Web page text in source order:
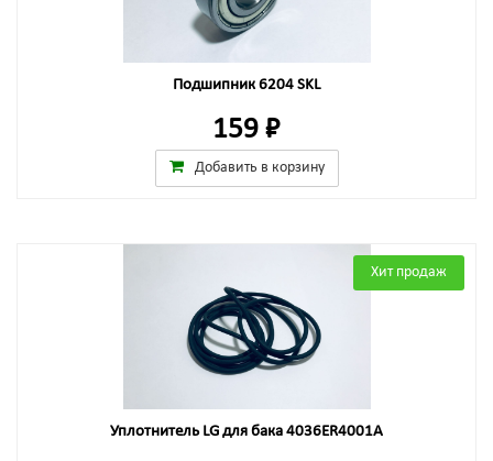
Подшипник 6204 SKL
159 ₽
Добавить в корзину
Хит продаж
Уплотнитель LG для бака 4036ER4001A